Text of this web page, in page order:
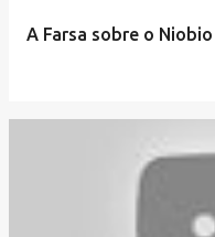
A Farsa sobre o Niobio